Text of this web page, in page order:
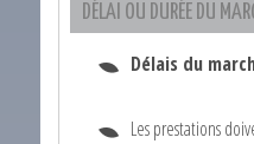
DÉLAI OU DURÉE DU
Délais du
Les prestations